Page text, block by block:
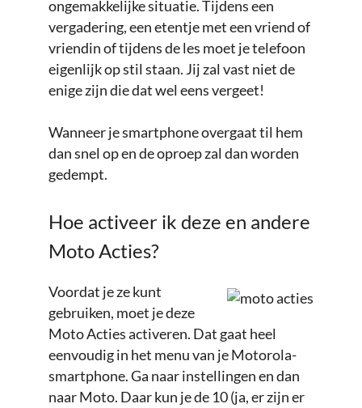
ongemakkelijke situatie. Tijdens een
vergadering, een etentje met een vriend of
vriendin of tijdens de les moet je telefoon
eigenlijk op stil staan. Jij zal vast niet de
enige zijn die dat wel eens vergeet!
Wanneer je smartphone overgaat til hem
dan snel op en de oproep zal dan worden
gedempt.
Hoe activeer ik deze en andere
Moto Acties?
Voordat je ze kunt
gebruiken, moet je deze
Moto Acties activeren. Dat gaat heel
eenvoudig in het menu van je Motorola-
smartphone. Ga naar instellingen en dan
naar Moto. Daar kun je de 10 (ja, er zijn er